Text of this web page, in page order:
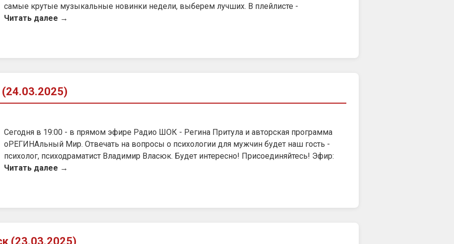
самые крутые музыкальные новинки недели, выберем лучших. В плейлисте -
Читать далее →
Сегодня в 19:00 - в прямом эфире Радио ШОК - Регина Притула и авторская программа
оРЕГИНАльный Мир. Отвечать на вопросы о психологии для мужчин будет наш гость -
психолог, психодраматист Владимир Власюк. Будет интересно! Присоединяйтесь! Эфир:
Читать далее →
(23.03.2025)